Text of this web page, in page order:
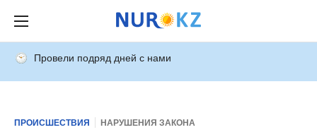
Провели подряд дней с нами
ПРОИСШЕСТВИЯ НАРУШЕНИЯ ЗАКОНА